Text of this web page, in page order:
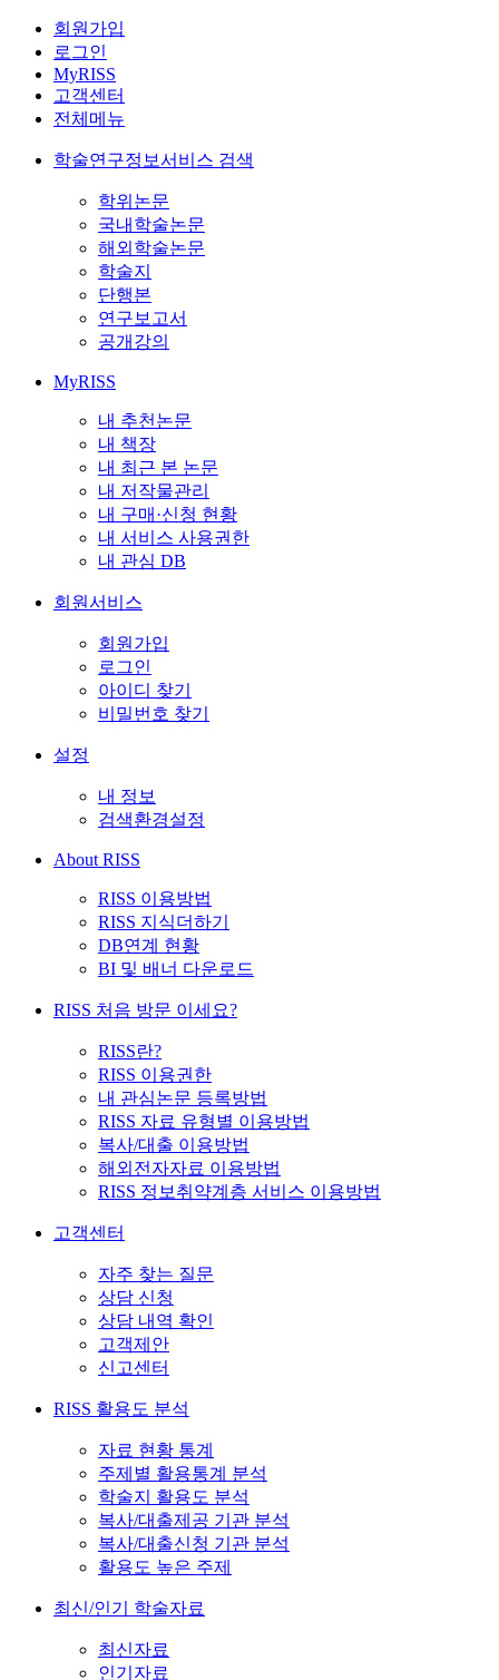
회원가입
로그인
MyRISS
고객센터
전체메뉴
학술연구정보서비스 검색
학위논문
국내학술논문
해외학술논문
학술지
단행본
연구보고서
공개강의
MyRISS
내 추천논문
내 책장
내 최근 본 논문
내 저작물관리
내 구매·신청 현황
내 서비스 사용권한
내 관심 DB
회원서비스
회원가입
로그인
아이디 찾기
비밀번호 찾기
설정
내 정보
검색환경설정
About RISS
RISS 이용방법
RISS 지식더하기
DB연계 현황
BI 및 배너 다운로드
RISS 처음 방문 이세요?
RISS란?
RISS 이용권한
내 관심논문 등록방법
RISS 자료 유형별 이용방법
복사/대출 이용방법
해외전자자료 이용방법
RISS 정보취약계층 서비스 이용방법
고객센터
자주 찾는 질문
상담 신청
상담 내역 확인
고객제안
신고센터
RISS 활용도 분석
자료 현황 통계
주제별 활용통계 분석
학술지 활용도 분석
복사/대출제공 기관 분석
복사/대출신청 기관 분석
활용도 높은 주제
최신/인기 학술자료
최신자료
인기자료